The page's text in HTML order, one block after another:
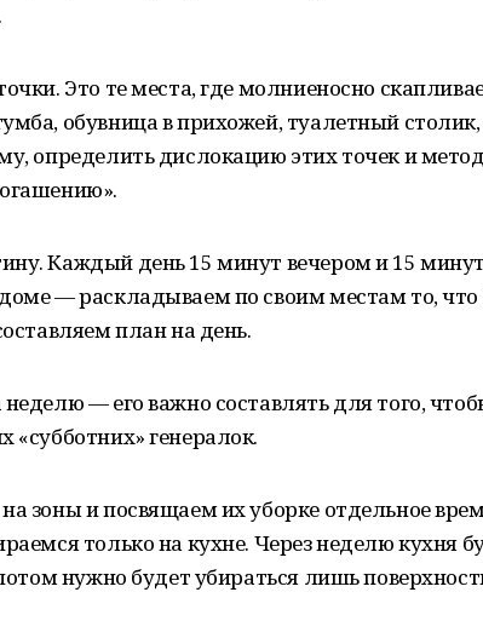
Это те места, где молниеносно
обувница в прихожей, туалетный
определить дислокацию этих точек и
Каждый день 15 минут вечером и 15
— раскладываем по своим местам то,
план на день.
— его важно составлять для того,
«субботних» генералок.
зоны и посвящаем их уборке отдельное
только на кухне. Через неделю кухня
нужно будет убираться лишь